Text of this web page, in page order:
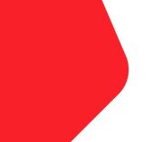
TÔI